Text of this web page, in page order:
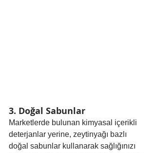
3. Doğal Sabunlar
Marketlerde bulunan kimyasal içerikli
deterjanlar yerine, zeytinyağı bazlı
doğal sabunlar kullanarak sağlığınızı